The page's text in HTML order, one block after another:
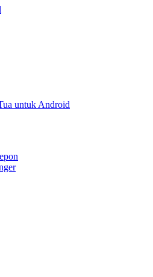
untuk Android